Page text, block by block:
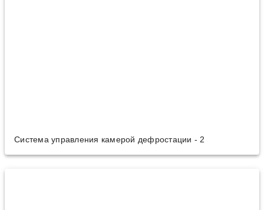
Система управления камерой дефростации - 2